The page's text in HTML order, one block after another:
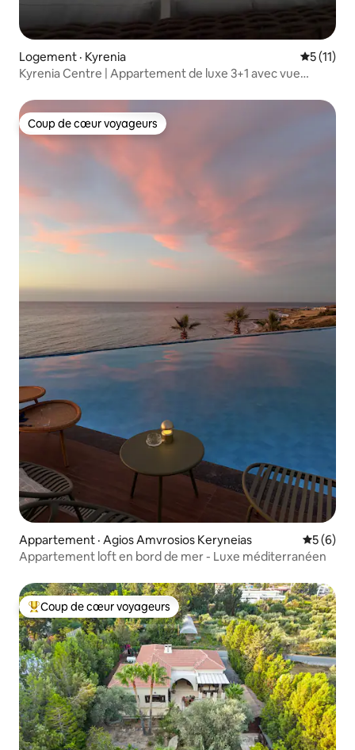
Logement · Kyrenia Note
5 (11)
Kyrenia Centre | Appartement de luxe 3+1 avec vue
Coup de cœur voyageurs
Coup de cœur voyageurs
Appartement · Agios Amvrosios Keryneias Note
5 (6)
Appartement loft en bord de mer - Luxe méditerranéen
Coup de cœur voyageurs parmi les plus aimés
Coup de cœur voyageurs